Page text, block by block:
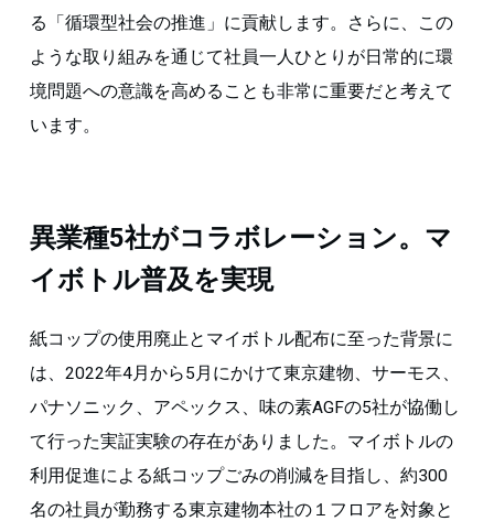
る「循環型社会の推進」に貢献します。さらに、この
ような取り組みを通じて社員一人ひとりが日常的に環
境問題への意識を高めることも非常に重要だと考えて
います。
異業種5社がコラボレーション。マ
イボトル普及を実現
紙コップの使用廃止とマイボトル配布に至った背景に
は、2022年4月から5月にかけて東京建物、サーモス、
パナソニック、アペックス、味の素AGFの5社が協働し
て行った実証実験の存在がありました。マイボトルの
利用促進による紙コップごみの削減を目指し、約300
名の社員が勤務する東京建物本社の１フロアを対象と